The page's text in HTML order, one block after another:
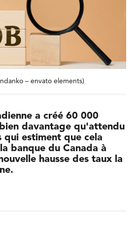
– envato elements)
a créé 60 000
davantage qu'attendu
qui estiment que cela
banque du Canada à
hausse des taux la